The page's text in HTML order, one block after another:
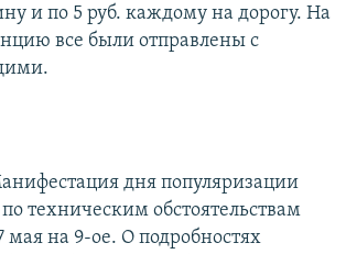
и по 5 руб. каждому на дорогу. На
все были отправлены с
дня популяризации
техническим обстоятельствам
мая на 9-ое. О подробностях